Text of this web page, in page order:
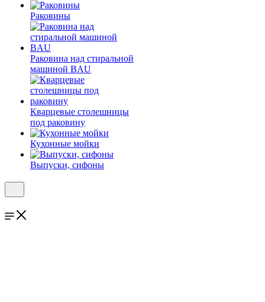
Раковины
Раковина над стиральной
машиной BAU
Кварцевые столешницы
под раковину
Кухонные мойки
Выпуски, сифоны